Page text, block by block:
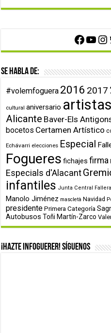
Se habla de:
#volemfoguera 2016 2017
cultural aniversario artistas
Alicante Baver-Els
bocetos Certamen Artístico
Echávarri elecciones Especial
Fogueres fichajes firma
Especials d'Alacant
infantiles Junta Central Fallera
Manolo Jiménez mascletà Navidad
presidente Primera Categoría
Autobusos Toñi Martín-Zarco
¡Hazte infoguerer! Síguenos